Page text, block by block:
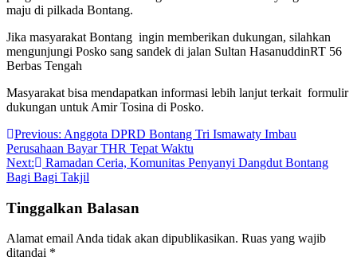
maju di pilkada Bontang.
Jika masyarakat Bontang ingin memberikan dukungan, silahkan
mengunjungi Posko sang sandek di jalan Sultan HasanuddinRT 56
Berbas Tengah
Masyarakat bisa mendapatkan informasi lebih lanjut terkait formulir
dukungan untuk Amir Tosina di Posko.
Navigasi
pos
Previous: Anggota DPRD Bontang Tri Ismawaty Imbau
Perusahaan Bayar THR Tepat Waktu
Next:
Ramadan Ceria, Komunitas Penyanyi Dangdut Bontang
Bagi Bagi Takjil
Tinggalkan Balasan
Alamat email Anda tidak akan dipublikasikan. Ruas yang wajib
ditandai *